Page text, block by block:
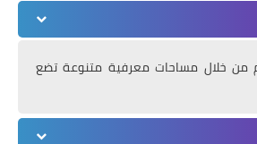
من خلال مساحات معرفية متنوعة تضع